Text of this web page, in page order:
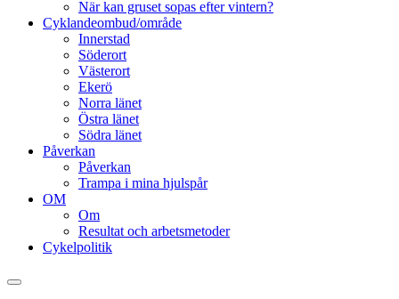
När kan gruset sopas efter vintern?
Cyklandeombud/område
Innerstad
Söderort
Västerort
Ekerö
Norra länet
Östra länet
Södra länet
Påverkan
Påverkan
Trampa i mina hjulspår
OM
Om
Resultat och arbetsmetoder
Cykelpolitik
Slå